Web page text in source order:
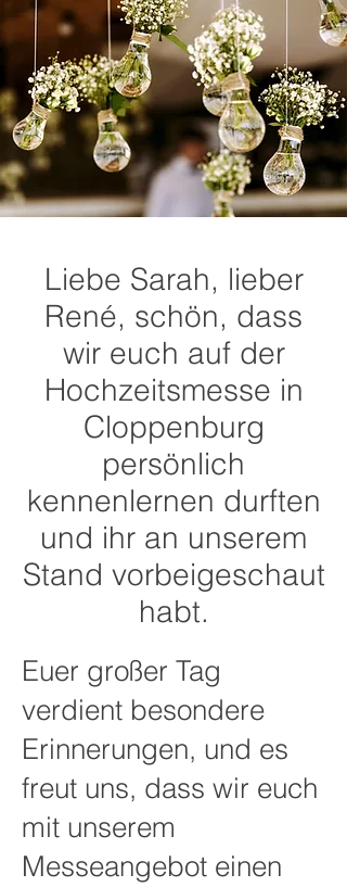
Liebe Sarah, lieber
René, schön, dass
wir euch auf der
Hochzeitsmesse in
Cloppenburg
persönlich
kennenlernen durften
und ihr an unserem
Stand vorbeigeschaut
habt.
Euer großer Tag
verdient besondere
Erinnerungen, und es
freut uns, dass wir euch
mit unserem
Messeangebot einen